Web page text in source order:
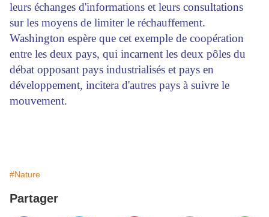
leurs échanges d'informations et leurs consultations
sur les moyens de limiter le réchauffement.
Washington espère que cet exemple de coopération
entre les deux pays, qui incarnent les deux pôles du
débat opposant pays industrialisés et pays en
développement, incitera d'autres pays à suivre le
mouvement.
#Nature
Partager